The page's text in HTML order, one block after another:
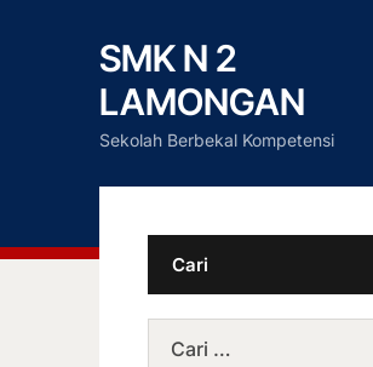
SMK N 2
LAMONGAN
Sekolah Berbekal Kompetensi
Cari